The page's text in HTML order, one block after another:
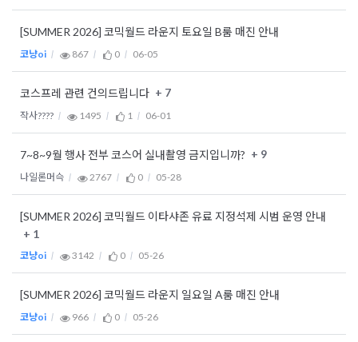
[SUMMER 2026] 코믹월드 라운지 토요일 B룸 매진 안내
코냥oi 867 0 06-05
코스프레 관련 건의드립니다 + 7
작사???? 1495 1 06-01
7~8~9월 행사 전부 코스어 실내촬영 금지입니까? + 9
나일론머슥 2767 0 05-28
[SUMMER 2026] 코믹월드 이타샤존 유료 지정석제 시범 운영 안내
+ 1
코냥oi 3142 0 05-26
[SUMMER 2026] 코믹월드 라운지 일요일 A룸 매진 안내
코냥oi 966 0 05-26